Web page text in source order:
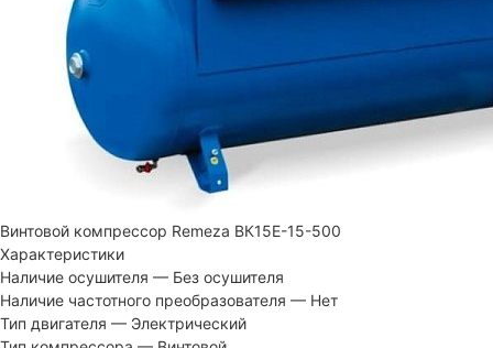
Винтовой компрессор Remeza ВК15Е-15-500
Характеристики
Наличие осушителя — Без осушителя
Наличие частотного преобразователя — Нет
Тип двигателя — Электрический